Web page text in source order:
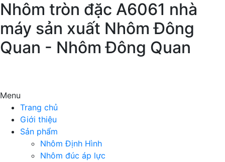
Nhôm tròn đặc A6061 nhà
máy sản xuất Nhôm Đông
Quan - Nhôm Đông Quan
Menu
Trang chủ
Giới thiệu
Sản phẩm
Nhôm Định Hình
Nhôm đúc áp lực